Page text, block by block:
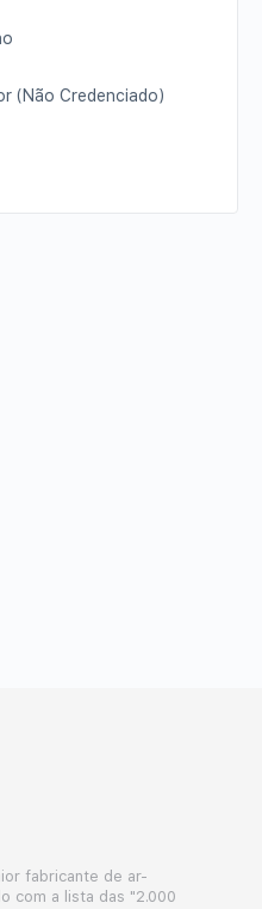
(Não Credenciado)
fabricante de ar-
com a lista das "2.000